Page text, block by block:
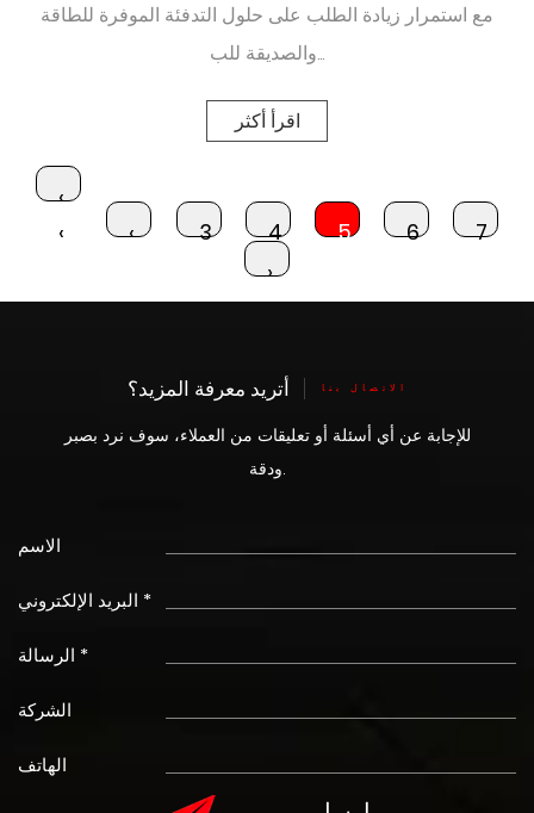
مع استمرار زيادة الطلب على حلول التدفئة الموفرة للطاقة
والصديقة للب...
اقرأ أكثر
‹
‹
‹ 3 4 5 6
7
›
أتريد معرفة المزيد؟ الاتصال بنا
للإجابة عن أي أسئلة أو تعليقات من العملاء، سوف نرد بصبر
ودقة.
الاسم
البريد الإلكتروني *
الرسالة *
الشركة
الهاتف